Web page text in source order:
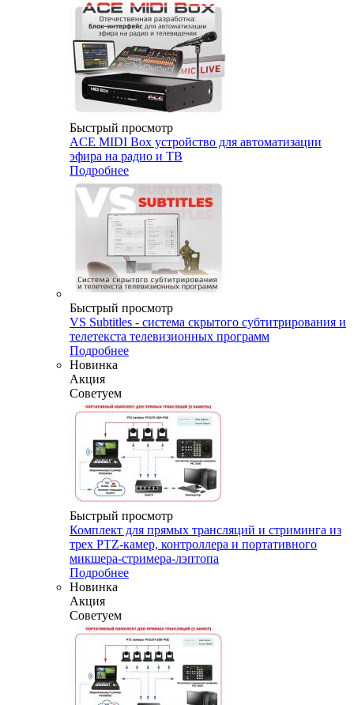
Быстрый просмотр
ACE MIDI Box устройство для автоматизации
эфира на радио и ТВ
Подробнее
Быстрый просмотр
VS Subtitles - система скрытого субтитрирования и
телетекста телевизионных программ
Подробнее
Новинка
Акция
Советуем
Быстрый просмотр
Комплект для прямых трансляций и стриминга из
трех PTZ-камер, контроллера и портативного
микшера-стримера-лэптопа
Подробнее
Новинка
Акция
Советуем